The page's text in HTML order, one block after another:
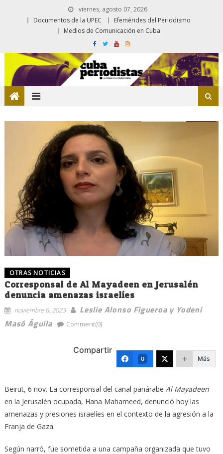
viernes, agosto 07, 2026
Documentos de la UPEC
Efemérides del Periodismo
Medios de Comunicación en Cuba
OTRAS NOTICIAS
Corresponsal de Al Mayadeen en Jerusalén
denuncia amenazas israelíes
noviembre 6, 2023
Leslie Alonso Figueroa y Yodeni
Masó Águila
Comment(0)
Compartir
0 Más
Beirut, 6 nov. La corresponsal del canal panárabe Al Mayadeen
en la Jerusalén ocupada, Hana Mahameed, denunció hoy las
amenazas y presiones israelíes en el contexto de la agresión a la
Franja de Gaza.
Según narró, fue sometida a una campaña organizada que tuvo